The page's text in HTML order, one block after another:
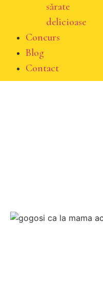
sărate
delicioase
Concurs
Blog
Contact